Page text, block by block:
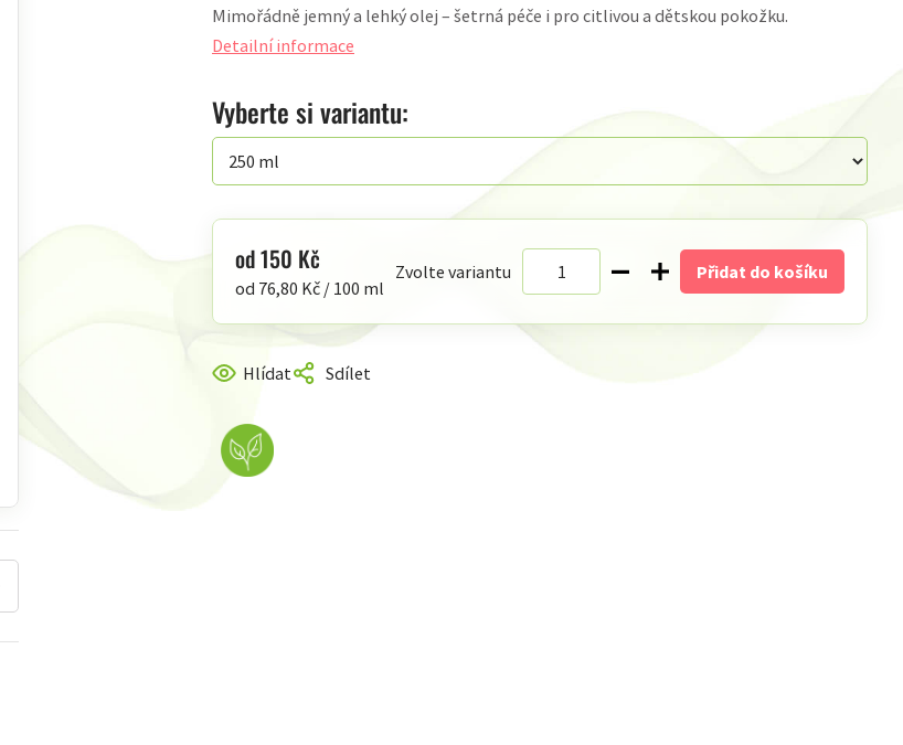
produktu
je
5
hvězdiček.
Vyberte si variantu:
Mimořádně jemný a lehký olej – šetrná péče i pro citlivou a dětskou pokožku.
Detailní informace
Hlídat Sdílet
od150 Kč
Měrná
od 76,80 Kč / 100 ml
Zvolte variantu Přidat do košíku